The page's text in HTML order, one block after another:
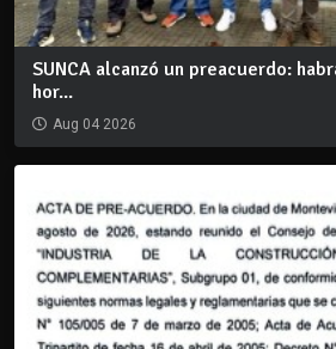
SUNCA alcanzó un preacuerdo:
hor...
Aug 04 2026